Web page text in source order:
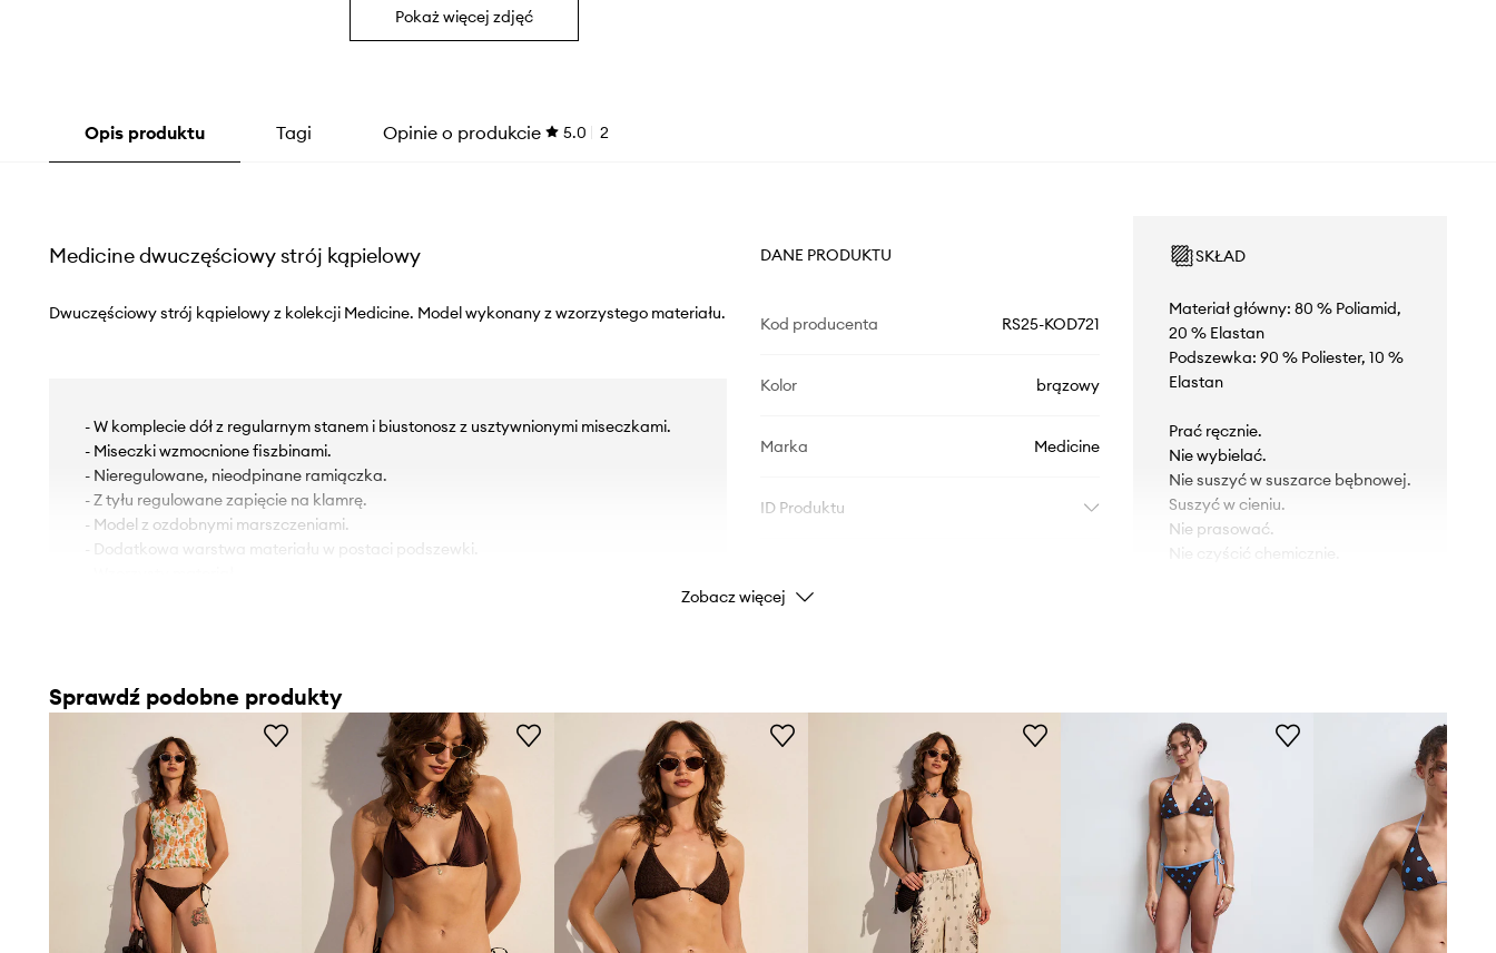
Pokaż więcej zdjęć
Opis produktu Tagi Opinie o produkcie 5.0 2
Medicine dwuczęściowy strój kąpielowy
Dwuczęściowy strój kąpielowy z kolekcji Medicine. Model wykonany z wzorzystego materiału.
- W komplecie dół z regularnym stanem i biustonosz z usztywnionymi miseczkami.
- Miseczki wzmocnione fiszbinami.
- Nieregulowane, nieodpinane ramiączka.
- Z tyłu regulowane zapięcie na klamrę.
- Model z ozdobnymi marszczeniami.
- Dodatkowa warstwa materiału w postaci podszewki.
DANE PRODUKTU
Kod producenta RS25-KOD721
Kolor brązowy
Marka Medicine
ID Produktu
SKŁAD
Materiał główny: 80 % Poliamid,
20 % Elastan
Podszewka: 90 % Poliester, 10 %
Elastan
Prać ręcznie.
Nie wybielać.
Nie suszyć w suszarce bębnowej.
Suszyć w cieniu.
Nie prasować.
Nie czyścić chemicznie.
Fason biustonosza: klasyczny
Rodzaj ramiączek:
Stan:
Fiszbiny:
DANE TECHNICZNE
Usztywnienie miseczki
usztywniane
Zobacz więcej
Sprawdź podobne produkty